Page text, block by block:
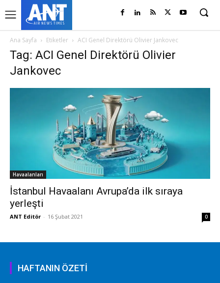
Ana Sayfa Etiketler ACI Genel Direktörü Olivier Jankovec
Tag: ACI Genel Direktörü Olivier
Jankovec
Havaalanları
İstanbul Havaalanı Avrupa’da ilk sıraya
yerleşti
ANT Editör - 16 Şubat 2021 0
HAFTANIN ÖZETİ